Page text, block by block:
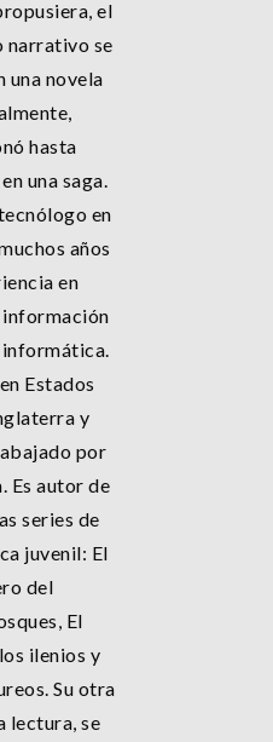
el
narrativo se
una novela
hasta
una saga.
en
años
en
información
Estados
y
por
Es autor de
series de
juvenil: El
del
El
ilenios y
Su otra
lectura, se